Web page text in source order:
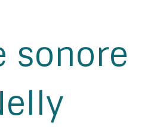
sonore